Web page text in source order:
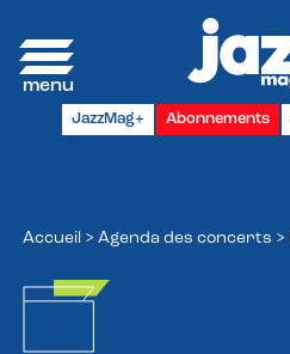
JazzMag+ Abonnements
Accueil > Agenda des concerts >